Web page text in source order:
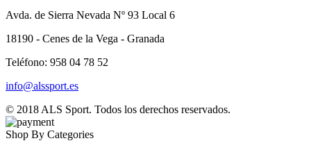
Avda. de Sierra Nevada Nº 93 Local 6
18190 - Cenes de la Vega - Granada
Teléfono: 958 04 78 52
info@alssport.es
© 2018 ALS Sport. Todos los derechos reservados.
Shop By Categories